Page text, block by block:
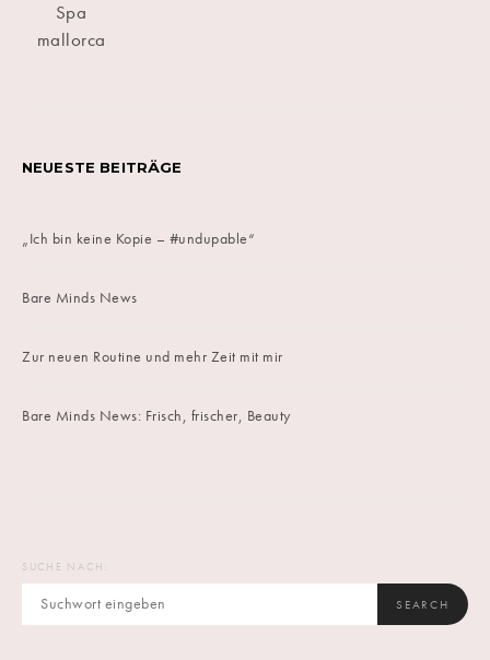
NEUESTE BEITRÄGE
„Ich bin keine Kopie – #undupable“
Bare Minds News
Zur neuen Routine und mehr Zeit mit mir
Bare Minds News: Frisch, frischer, Beauty
SUCHE NACH:
SEARCH